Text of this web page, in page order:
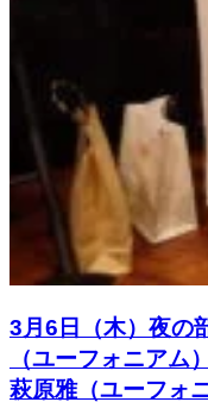
3月6日（木）夜の
（ユーフォニアム
萩原雅（ユーフォ